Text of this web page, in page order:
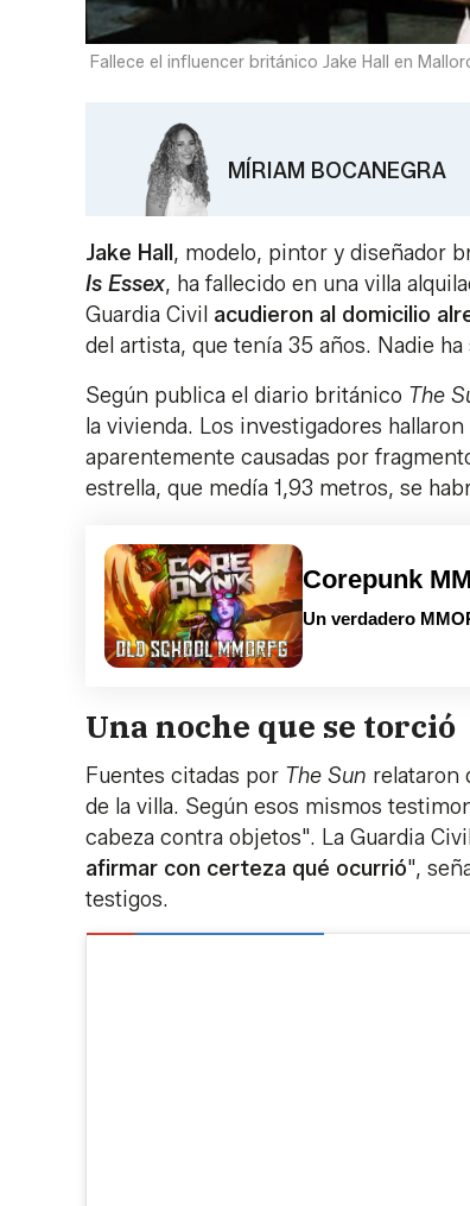
Fallece el influencer británico Jake Hall en
MÍRIAM BOCANEGRA
Jake Hall , modelo, pintor y diseñador
Is Essex, ha fallecido en una villa
Guardia Civil acudieron al domicilio
del artista, que tenía 35 años. Nadie
Según publica el diario británico The
la vivienda. Los investigadores
aparentemente causadas por
estrella, que medía 1,93 metros, se
Corepunk
Un verdadero
Una noche que se torció
Fuentes citadas por The Sun relataron
de la villa. Según esos mismos
cabeza contra objetos". La Guardia
afirmar con certeza qué ocurrió",
testigos.